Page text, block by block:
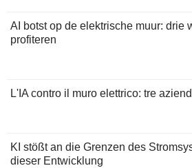
AI botst op de elektrische muur: drie
profiteren
L'IA contro il muro elettrico: tre
KI stößt an die Grenzen des
dieser Entwicklung